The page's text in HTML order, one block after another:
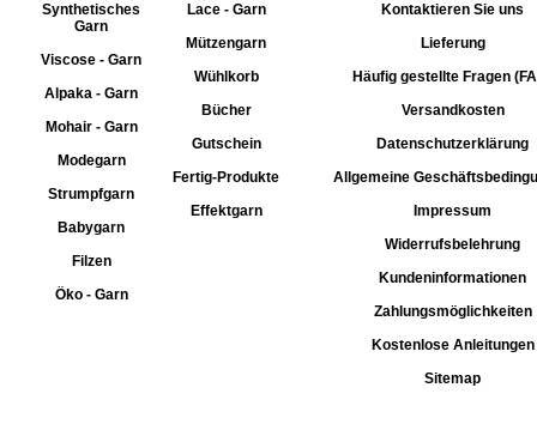
Synthetisches
Garn
Viscose - Garn
Alpaka - Garn
Mohair - Garn
Modegarn
Strumpfgarn
Babygarn
Filzen
Öko - Garn
Lace - Garn
Mützengarn
Wühlkorb
Bücher
Gutschein
Fertig-Produkte
Effektgarn
Kontaktieren Sie uns
Lieferung
Häufig gestellte Fragen
Versandkosten
Datenschutzerklärung
Allgemeine
Impressum
Widerrufsbelehrung
Kundeninformationen
Zahlungsmöglichkeiten
Kostenlose Anleitungen
Sitemap